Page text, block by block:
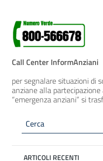
Call Center InformAnziani
per segnalare situazioni di
anziane alla
“emergenza anziani” si
ARTICOLI RECENTI